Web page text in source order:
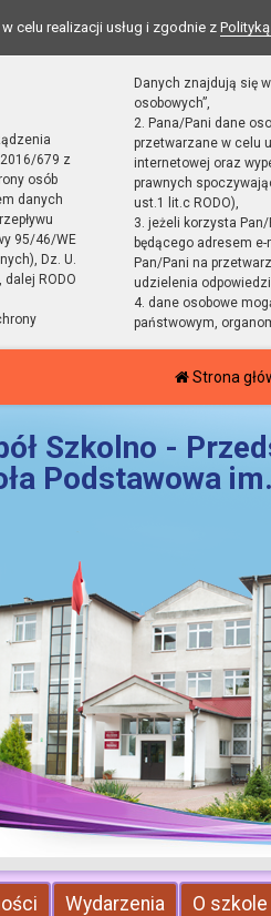
celu realizacji usług i zgodnie z
2016/679 z
osób
danych
95/46/WE
Dz. U.
dalej RODO
Danych znajdują się
osobowych”,
2. Pana/Pani dane
przetwarzane w celu
internetowej oraz
prawnych
ust.1 lit.c RODO),
3. jeżeli korzysta
będącego adresem
Pan/Pani na
udzielenia
4. dane osobowe
państwowym,
Strona
Szkolno -
Podstawowa
Wydarzenia O szkole